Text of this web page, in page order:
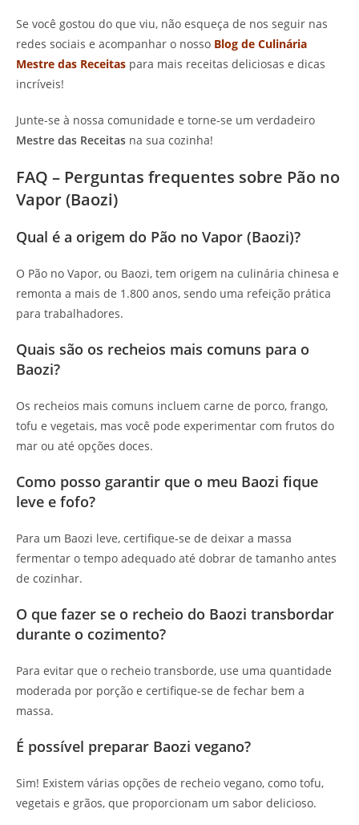
Se você gostou do que viu, não esqueça de nos seguir nas
redes sociais e acompanhar o nosso Blog de Culinária
Mestre das Receitas para mais receitas deliciosas e dicas
incríveis!
Junte-se à nossa comunidade e torne-se um verdadeiro
Mestre das Receitas na sua cozinha!
FAQ – Perguntas frequentes sobre Pão no
Vapor (Baozi)
Qual é a origem do Pão no Vapor (Baozi)?
O Pão no Vapor, ou Baozi, tem origem na culinária chinesa e
remonta a mais de 1.800 anos, sendo uma refeição prática
para trabalhadores.
Quais são os recheios mais comuns para o
Baozi?
Os recheios mais comuns incluem carne de porco, frango,
tofu e vegetais, mas você pode experimentar com frutos do
mar ou até opções doces.
Como posso garantir que o meu Baozi fique
leve e fofo?
Para um Baozi leve, certifique-se de deixar a massa
fermentar o tempo adequado até dobrar de tamanho antes
de cozinhar.
O que fazer se o recheio do Baozi transbordar
durante o cozimento?
Para evitar que o recheio transborde, use uma quantidade
moderada por porção e certifique-se de fechar bem a
massa.
É possível preparar Baozi vegano?
Sim! Existem várias opções de recheio vegano, como tofu,
vegetais e grãos, que proporcionam um sabor delicioso.